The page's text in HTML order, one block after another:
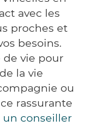
avec les
proches et
besoins.
de vie pour
la vie
ou
rassurante
conseiller